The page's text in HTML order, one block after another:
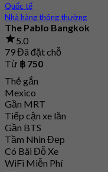
Quốc tế
Nhà hàng thông thường
The Pablo Bangkok
5.0
79 Đã đặt chỗ
Từ ฿ 750
Thẻ gắn
Mexico
Gần MRT
Tiếp cận xe lăn
Gần BTS
Tầm Nhìn Đẹp
Có Bãi Đỗ Xe
WiFi Miễn Phí